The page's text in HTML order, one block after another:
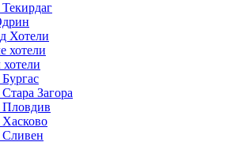
Хотели
хотели
Загора
Пловдив
Сливен